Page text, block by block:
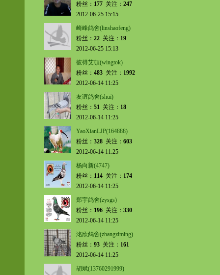
粉丝： 177 关注： 247
2012-06-25 15:15
崎峰鸽舍(linshaofeng)
粉丝： 22 关注： 19
2012-06-25 15:13
彼得艾頓(wingtok)
粉丝： 483 关注： 1992
2012-06-14 11:25
友谊鸽舍(shui)
粉丝： 51 关注： 18
2012-06-14 11:25
YaoXianLJP(164888)
粉丝： 328 关注： 603
2012-06-14 11:25
杨向新(4747)
粉丝： 114 关注： 174
2012-06-14 11:25
郑宇鸽舍(zysgs)
粉丝： 196 关注： 330
2012-06-14 11:25
洺欣鸽舍(zhangziming)
粉丝： 93 关注： 161
2012-06-14 11:25
胡斌(13760291999)